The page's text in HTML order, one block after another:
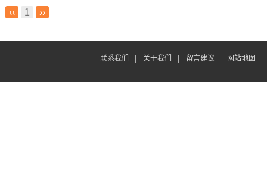
‹‹ 1 ››
联系我们 关于我们 留言建议 网站地图